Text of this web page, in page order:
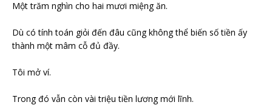
Một trăm nghìn cho hai mươi miệng ăn.
Dù có tính toán giỏi đến đâu cũng không thể biến số tiền ấy
thành một mâm cỗ đủ đầy.
Tôi mở ví.
Trong đó vẫn còn vài triệu tiền lương mới lĩnh.